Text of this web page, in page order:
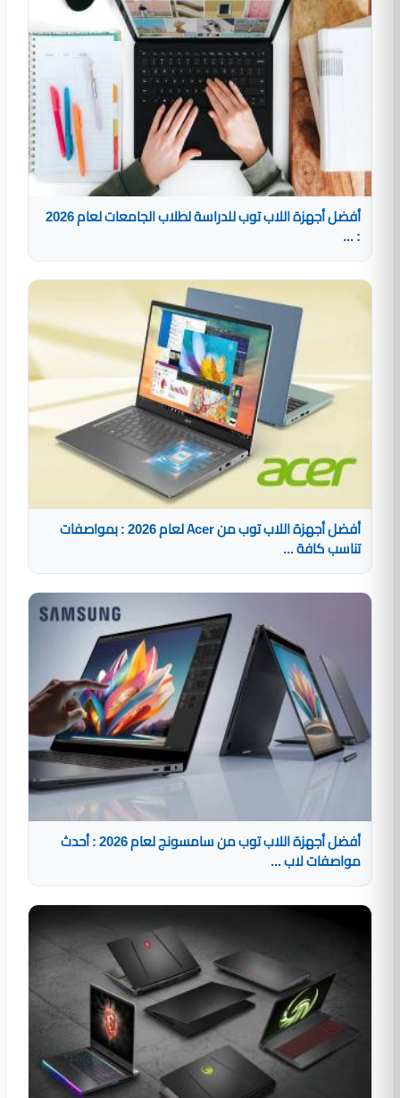
أفضل أجهزة اللاب توب للدراسة لطلاب الجامعات لعام 2026
: ...
أفضل أجهزة اللاب توب من Acer لعام 2026 : بمواصفات
تناسب كافة ...
أفضل أجهزة اللاب توب من سامسونج لعام 2026 : أحدث
مواصفات لاب ...